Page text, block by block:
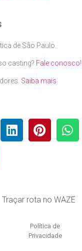
de São Paulo.
casting? Fale conosco!
Saiba mais
Traçar rota no WAZE
Política de
Privacidade